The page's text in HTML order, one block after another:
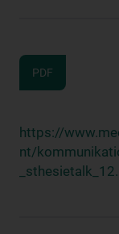
PDF
https://
nt/